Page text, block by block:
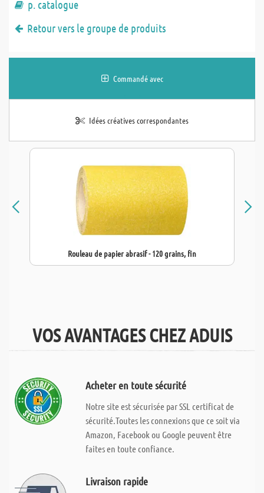
p. catalogue
Retour vers le groupe de produits
Commandé avec
Idées créatives correspondantes
Rouleau de papier abrasif - 120 grains, fin
VOS AVANTAGES CHEZ ADUIS
Acheter en toute sécurité
Notre site est sécurisée par SSL certificat de
sécurité.Toutes les connexions que ce soit via
Amazon, Facebook ou Google peuvent être
faites en toute confiance.
Livraison rapide